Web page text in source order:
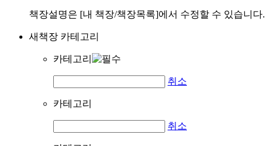
책장설명은 [내 책장/책장목록]에서 수정할 수 있습니다.
새책장 카테고리
카테고리
취소
카테고리
취소